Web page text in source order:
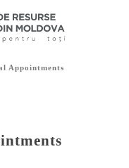
Appointments